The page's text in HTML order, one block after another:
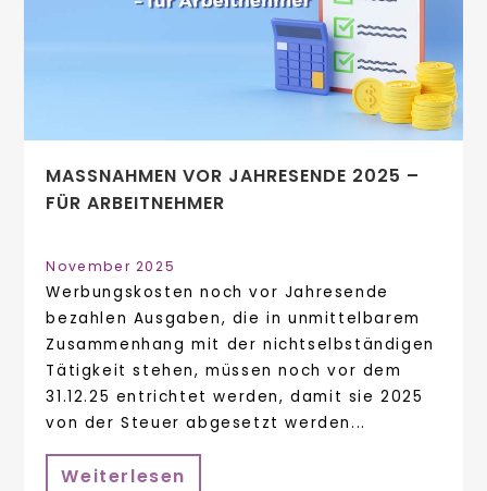
MASSNAHMEN VOR JAHRESENDE 2025 – F
ÜR ARBEITNEHMER
November 2025
Werbungskosten noch vor Jahresende
bezahlen Ausgaben, die in unmittelbarem
Zusammenhang mit der nichtselbständigen
Tätigkeit stehen, müssen noch vor dem
31.12.25 entrichtet werden, damit sie 2025
von der Steuer abgesetzt werden...
Weiterlesen